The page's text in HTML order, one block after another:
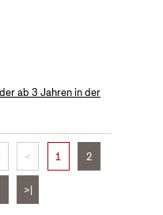
ab 3 Jahren in der
< 1 2
>|